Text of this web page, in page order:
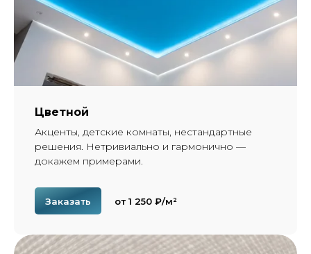
Цветной
Акценты, детские комнаты, нестандартные
решения. Нетривиально и гармонично —
докажем примерами.
Заказать от 1 250 ₽/м²